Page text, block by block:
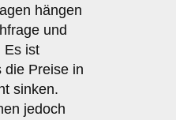
hängen
und
Es ist
die Preise in
sinken.
jedoch